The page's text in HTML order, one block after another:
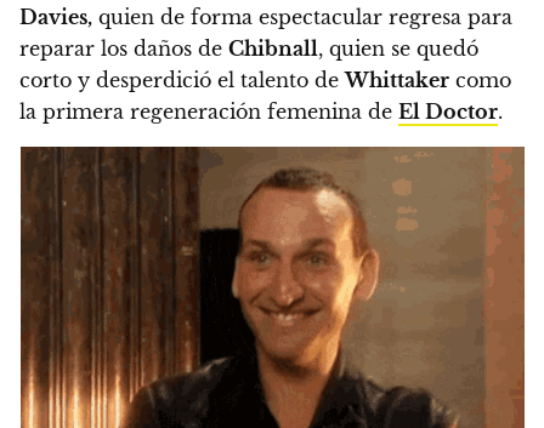
Davies, quien de forma espectacular regresa para
reparar los daños de Chibnall, quien se quedó
corto y desperdició el talento deWhittaker como
la primera regeneración femenina de El Doctor.